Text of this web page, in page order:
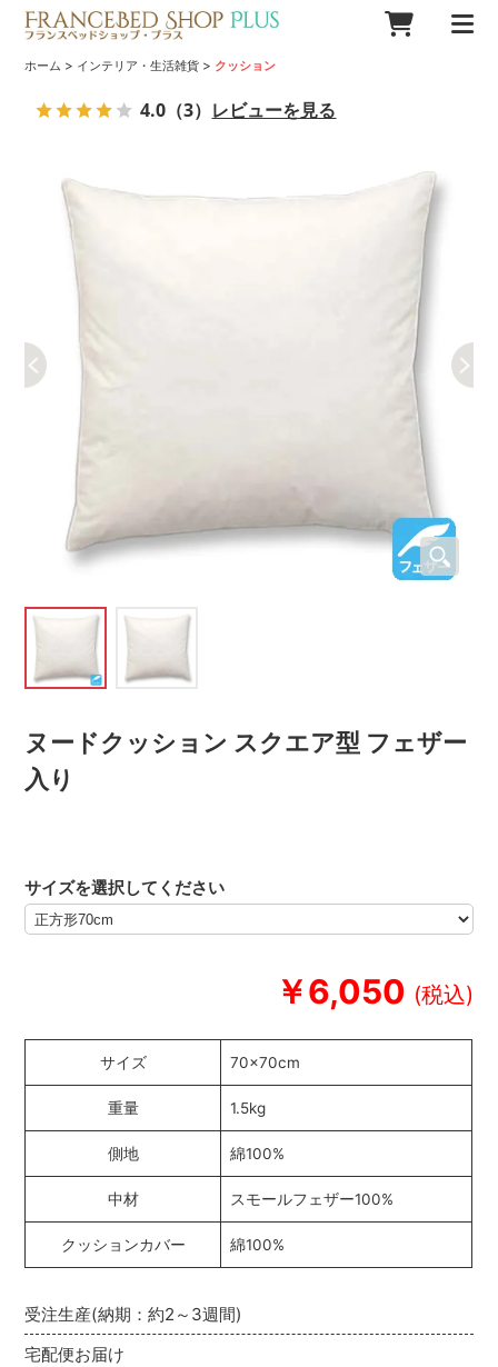
ホーム > インテリア・生活雑貨 > クッション
ヌードクッション スクエア型 フェザー
入り
￥6,050
受注生産(納期：約2～3週間)
宅配便お届け
サイズを選択してください
サイズ 70×70cm
重量 1.5kg
側地 綿100%
中材 スモールフェザー100%
クッションカバー 綿100%
4.0 （3） レビューを見る